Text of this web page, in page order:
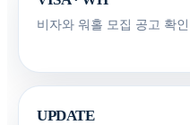
비자와 워홀 모집 공고 확인
UPDATE